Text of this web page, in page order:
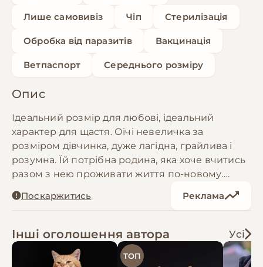
Лише самовивіз Чіп Стерилізація
Обробка від паразитів Вакцинація
Ветпаспорт Середнього розміру
Опис
Ідеальний розмір для любові, ідеальний
характер для щастя. Оічі невеличка за
розміром дівчинка, дуже лагідна, грайлива і
розумна. Їй потрібна родина, яка хоче вчитись
разом з нею проживати життя по-новому.
щеплення, чип, оброблена від паразитів,
після підготовки виїзних документів
Поскаржитись Реклама
Інші оголошення автора Усі
ТОП